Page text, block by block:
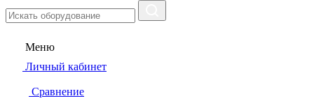
Меню
Личный кабинет
Сравнение